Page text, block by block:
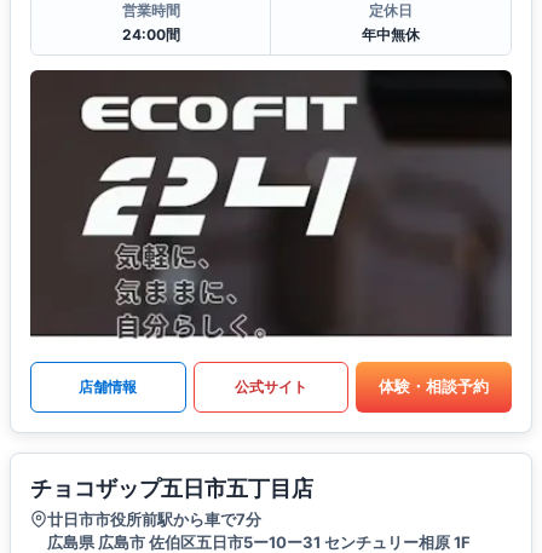
営業時間
24:00間
定休日
年中無休
店舗情報 公式サイト 体験・相談予約
チョコザップ五日市五丁目店
廿日市市役所前駅から車で7分
広島県 広島市 佐伯区五日市5ー10ー31 センチュリー相原 1F